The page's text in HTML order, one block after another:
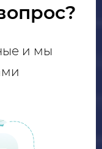
и мы